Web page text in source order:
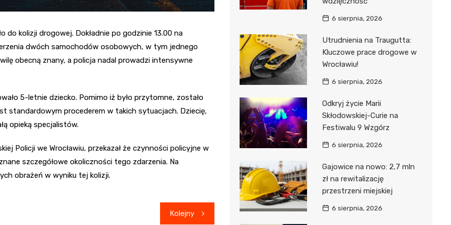
do kolizji drogowej. Dokładnie po godzinie 13.00 na
dwóch samochodów osobowych, w tym jednego
obecną znany, a policja nadal prowadzi intensywne
5-letnie dziecko. Pomimo iż było przytomne, zostało
standardowym procederem w takich sytuacjach. Dziecię,
opieką specjalistów.
Policji we Wrocławiu, przekazał że czynności policyjne w
szczegółowe okoliczności tego zdarzenia. Na
obrażeń w wyniku tej kolizji.
Kolejny
6 sierpnia, 2026
Utrudnienia na Traugutta:
Kluczowe prace drogowe w
Wrocławiu!
6 sierpnia, 2026
Odkryj życie Marii
Skłodowskiej-Curie na
Festiwalu 9 Wzgórz
6 sierpnia, 2026
Gajowice na nowo: 2,7 mln
zł na rewitalizację
przestrzeni miejskiej
6 sierpnia, 2026